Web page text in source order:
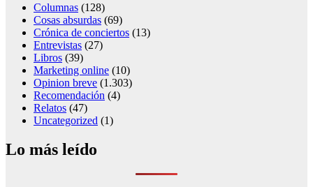
Columnas (128)
Cosas absurdas (69)
Crónica de conciertos (13)
Entrevistas (27)
Libros (39)
Marketing online (10)
Opinion breve (1.303)
Recomendación (4)
Relatos (47)
Uncategorized (1)
Lo más leído